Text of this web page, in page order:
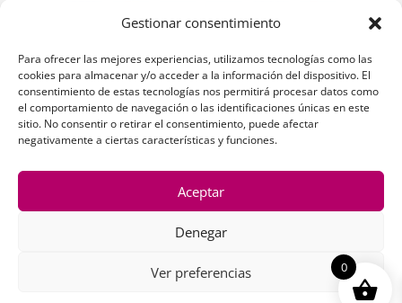
Gestionar consentimiento
Para ofrecer las mejores experiencias, utilizamos tecnologías como las
cookies para almacenar y/o acceder a la información del dispositivo. El
consentimiento de estas tecnologías nos permitirá procesar datos como
el comportamiento de navegación o las identificaciones únicas en este
sitio. No consentir o retirar el consentimiento, puede afectar
negativamente a ciertas características y funciones.
Aceptar
Denegar
Ver preferencias
Siguenos:
0